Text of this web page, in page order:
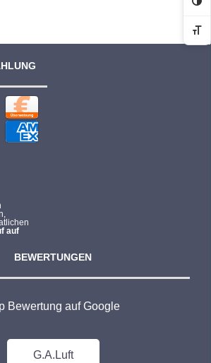
auf
BEWERTUNGEN
Bewertung auf Google
G.A.Luft